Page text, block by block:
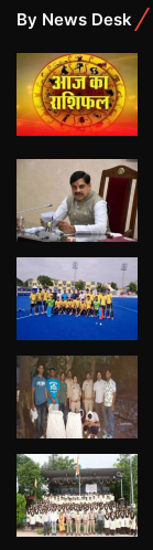
By News Desk